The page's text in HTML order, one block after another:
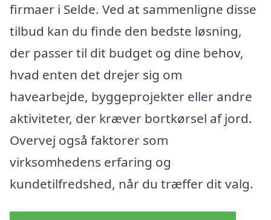
firmaer i Selde. Ved at sammenligne disse
tilbud kan du finde den bedste løsning,
der passer til dit budget og dine behov,
hvad enten det drejer sig om
havearbejde, byggeprojekter eller andre
aktiviteter, der kræver bortkørsel af jord.
Overvej også faktorer som
virksomhedens erfaring og
kundetilfredshed, når du træffer dit valg.